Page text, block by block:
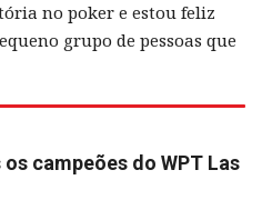
no poker e estou feliz
grupo de pessoas que
campeões do WPT Las